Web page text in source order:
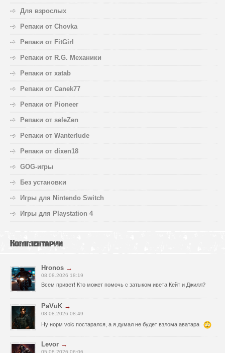
Для взрослых
Репаки от Chovka
Репаки от FitGirl
Репаки от R.G. Механики
Репаки от xatab
Репаки от Canek77
Репаки от Pioneer
Репаки от seleZen
Репаки от Wanterlude
Репаки от dixen18
GOG-игры
Без установки
Игры для Nintendo Switch
Игры для Playstation 4
Комментарии
Hronos →
08.08.2026 18:19
Всем привет! Кто может помочь с затыком ивета Кейт и Джилл?
PaVuK →
08.08.2026 08:49
Ну норм voic постарался, а я думал не будет взлома аватара
Levor →
05.08.2026 06:06